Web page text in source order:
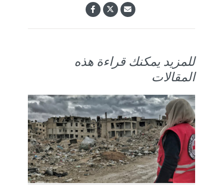
للمزيد يمكنك قراءة هذه
المقالات